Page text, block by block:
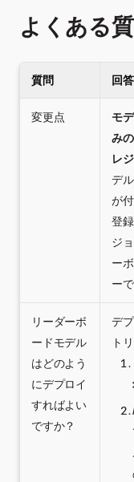
よくある
質問 回答
変更点 モ
み
レ
デ
が
登
ジ
ー
ー
リーダーボ
ードモデル
はどのよう
にデプロイ
すればよい
ですか？
デ
ト